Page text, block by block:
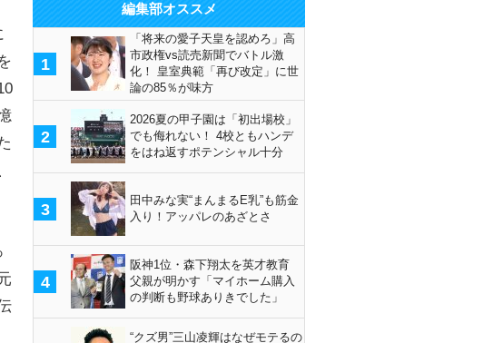
編集部オススメ
1
「将来の愛子天皇を認めろ」高
市政権vs読売新聞でバトル激
化！ 皇室典範「再び改定」に世
論の85％が味方
2
2026夏の甲子園は「初出場校」
でも侮れない！ 4校ともハンデ
をはね返すポテンシャル十分
3
田中みな実“まんまるE乳”も筋金
入り！アッパレのあざとさ
4
阪神1位・森下翔太を英才教育
父親が明かす「マイホーム購入
の判断も野球ありきでした」
“クズ男”三山凌輝はなぜモテるの